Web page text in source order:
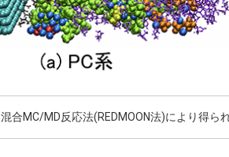
混合MC/MD反応法(REDMOON法)により得ら